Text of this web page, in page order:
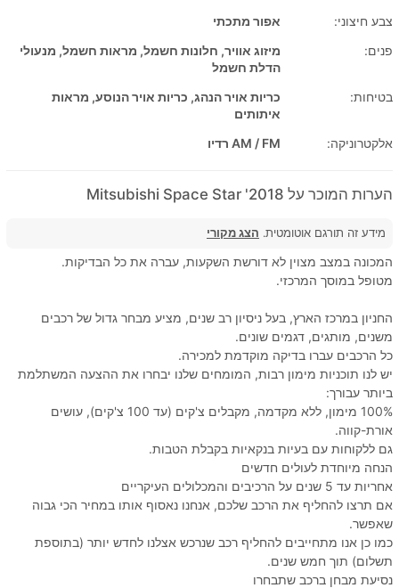
צבע חיצוני:
אפור מתכתי
פנים:
מיזוג אוויר, חלונות חשמל, מראות חשמל, מנעולי
הדלת חשמל
בטיחות:
כריות אויר הנהג, כריות אויר הנוסע, מראות
איתותים
אלקטרוניקה:
AM / FM רדיו
הערות המוכר על 2018' Mitsubishi Space Star
מידע זה תורגם אוטומטית. הצג מקורי
המכונה במצב מצוין לא דורשת השקעות, עברה את כל הבדיקות.
מטופל במוסך המרכזי.
החניון במרכז הארץ, בעל ניסיון רב שנים, מציע מבחר גדול של רכבים
משנים, מותגים, דגמים שונים.
כל הרכבים עברו בדיקה מוקדמת למכירה.
יש לנו תוכניות מימון רבות, המומחים שלנו יבחרו את ההצעה המשתלמת
ביותר עבורך:
100% מימון, ללא מקדמה, מקבלים צ'קים (עד 100 צ'קים), עושים
אורת-קווה.
גם ללקוחות עם בעיות בנקאיות בקבלת הטבות.
הנחה מיוחדת לעולים חדשים
אחריות עד 5 שנים על הרכיבים והמכלולים העיקריים
אם תרצו להחליף את הרכב שלכם, אנחנו נאסוף אותו במחיר הכי גבוה
שאפשר.
כמו כן אנו מתחייבים להחליף רכב שנרכש אצלנו לחדש יותר (בתוספת
תשלום) תוך חמש שנים.
נסיעת מבחן ברכב שתבחרו